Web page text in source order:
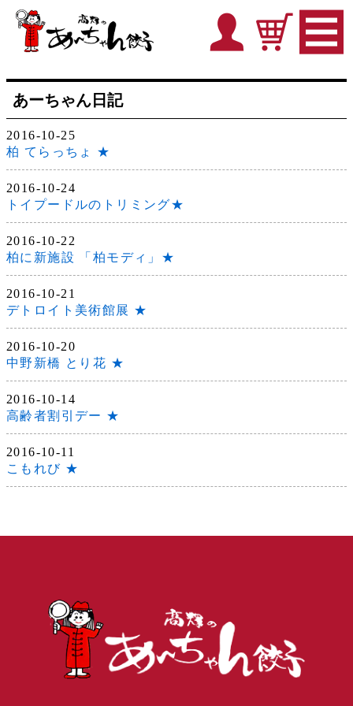
あーちゃん日記
2016-10-25
柏 てらっちょ ★
2016-10-24
トイプードルのトリミング★
2016-10-22
柏に新施設 「柏モディ」★
2016-10-21
デトロイト美術館展 ★
2016-10-20
中野新橋 とり花 ★
2016-10-14
高齢者割引デー ★
2016-10-11
こもれび ★